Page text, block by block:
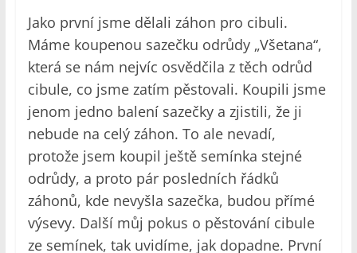
Jako první jsme dělali záhon pro cibuli.
Máme koupenou sazečku odrůdy „Všetana“,
která se nám nejvíc osvědčila z těch odrůd
cibule, co jsme zatím pěstovali. Koupili jsme
jenom jedno balení sazečky a zjistili, že ji
nebude na celý záhon. To ale nevadí,
protože jsem koupil ještě semínka stejné
odrůdy, a proto pár posledních řádků
záhonů, kde nevyšla sazečka, budou přímé
výsevy. Další můj pokus o pěstování cibule
ze semínek, tak uvidíme, jak dopadne. První